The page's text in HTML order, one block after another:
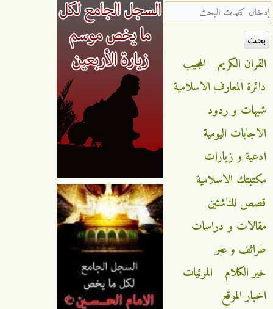
‏إدخال كلمات البحث ‏
القران الكريم
المجيب
دائرة المعارف الاسلامية
شبهات و ردود
الاجابات اليومية
ادعية و زيارات
مكتبتك الاسلامية
قصص للناشئين
مقالات و دراسات
طرائف و عبر
خير الكلام
المرئيات
اخبار الموقع